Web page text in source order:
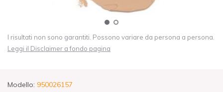
I risultati non sono garantiti. Possono variare da persona a persona.
Leggi il Disclaimer a fondo pagina
Modello: 950026157